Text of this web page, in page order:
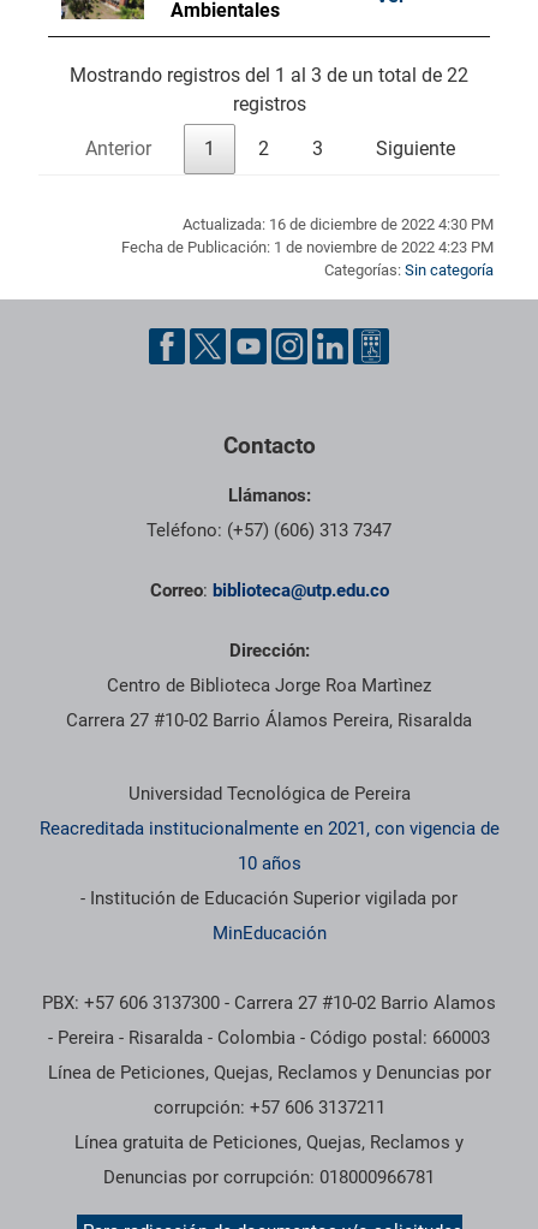
Ambientales
Mostrando registros del 1 al 3 de un total de 22
registros
Anterior
1 2 3 Siguiente
Actualizada: 16 de diciembre de 2022 4:30 PM
Fecha de Publicación: 1 de noviembre de 2022 4:23 PM
Categorías: Sin categoría
Pie de página con información de contacto, redes sociales y
Contacto
Llámanos:
Teléfono: (+57) (606) 313 7347
Correo: biblioteca@utp.edu.co
Dirección:
Centro de Biblioteca Jorge Roa Martìnez
Carrera 27 #10-02 Barrio Álamos Pereira, Risaralda
Información institucional
Universidad Tecnológica de Pereira
Reacreditada institucionalmente en 2021, con vigencia de
10 años
- Institución de Educación Superior vigilada por
MinEducación
PBX: +57 606 3137300 - Carrera 27 #10-02 Barrio Alamos
- Pereira - Risaralda - Colombia - Código postal: 660003
Línea de Peticiones, Quejas, Reclamos y Denuncias por
corrupción: +57 606 3137211
Línea gratuita de Peticiones, Quejas, Reclamos y
Denuncias por corrupción: 018000966781